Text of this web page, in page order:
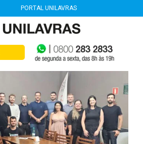
PORTAL UNILAVRAS